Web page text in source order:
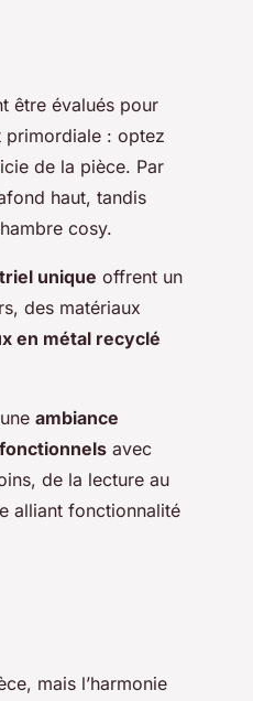
être évalués pour
primordiale : optez
de la pièce. Par
haut, tandis
cosy.
unique offrent un
des matériaux
en métal recyclé
ambiance
avec
de la lecture au
alliant fonctionnalité
mais l’harmonie